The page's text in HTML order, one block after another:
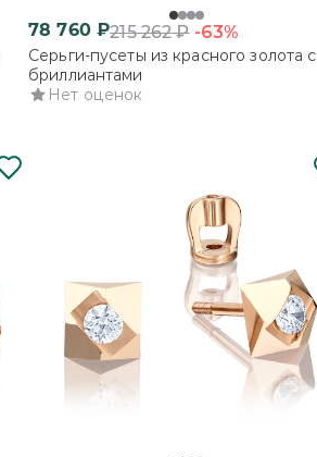
78 760₽215 262₽ -63%
Серьги-пусеты из красного золота с
бриллиантами
Нет оценок